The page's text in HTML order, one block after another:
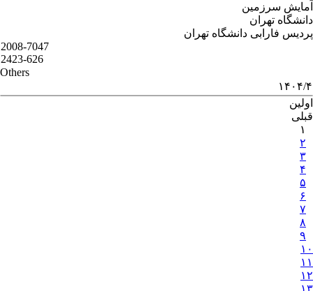
آمایش سرزمین
دانشگاه تهران
پردیس فارابی دانشگاه تهران
2008-7047
2423-626
Others
۱۴۰۴/۴
اولین
قبلی
۱
۲
۳
۴
۵
۶
۷
۸
۹
۱۰
۱۱
۱۲
۱۳